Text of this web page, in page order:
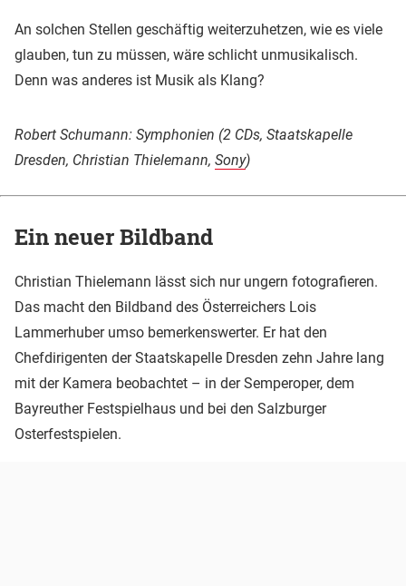
An solchen Stellen geschäftig weiterzuhetzen, wie es viele
glauben, tun zu müssen, wäre schlicht unmusikalisch.
Denn was anderes ist Musik als Klang?
Robert Schumann: Symphonien (2 CDs, Staatskapelle
Dresden, Christian Thielemann, Sony)
Ein neuer Bildband
Christian Thielemann lässt sich nur ungern fotografieren.
Das macht den Bildband des Österreichers Lois
Lammerhuber umso bemerkenswerter. Er hat den
Chefdirigenten der Staatskapelle Dresden zehn Jahre lang
mit der Kamera beobachtet – in der Semperoper, dem
Bayreuther Festspielhaus und bei den Salzburger
Osterfestspielen.